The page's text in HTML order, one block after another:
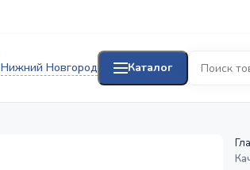
Нижний Новгород Каталог